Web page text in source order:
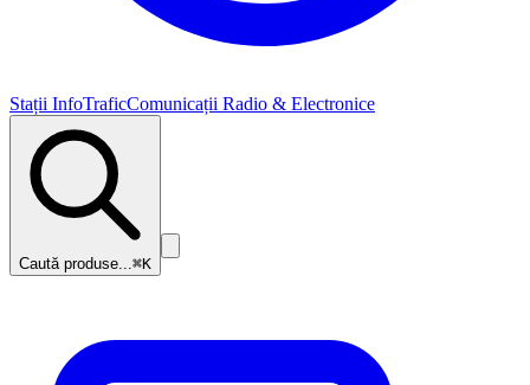
Stații InfoTraficComunicații Radio & Electronice
Caută produse...⌘K